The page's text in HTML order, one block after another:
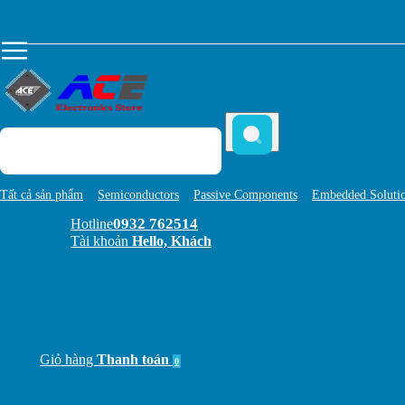
Tất cả sản phẩm Semiconductors Passive Components Embedded
Hotline0932 762514
Tài khoản Hello, Khách
Giỏ hàng Thanh toán 0